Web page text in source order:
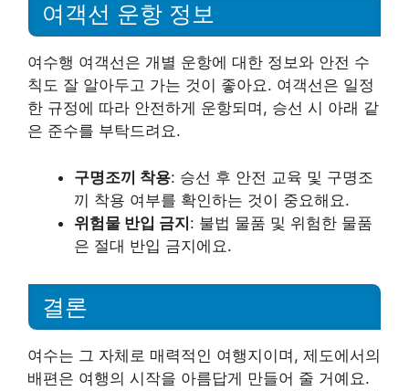
여객선 운항 정보
여수행 여객선은 개별 운항에 대한 정보와 안전 수
칙도 잘 알아두고 가는 것이 좋아요. 여객선은 일정
한 규정에 따라 안전하게 운항되며, 승선 시 아래 같
은 준수를 부탁드려요.
구명조끼 착용: 승선 후 안전 교육 및 구명조
끼 착용 여부를 확인하는 것이 중요해요.
위험물 반입 금지: 불법 물품 및 위험한 물품
은 절대 반입 금지에요.
결론
여수는 그 자체로 매력적인 여행지이며, 제도에서의
배편은 여행의 시작을 아름답게 만들어 줄 거예요.